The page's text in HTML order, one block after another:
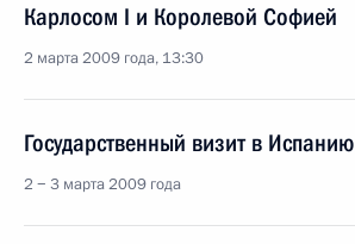
Карлосом I и Королевой Софией
2 марта 2009 года, 13:30
Государственный визит в Испанию
2 − 3 марта 2009 года